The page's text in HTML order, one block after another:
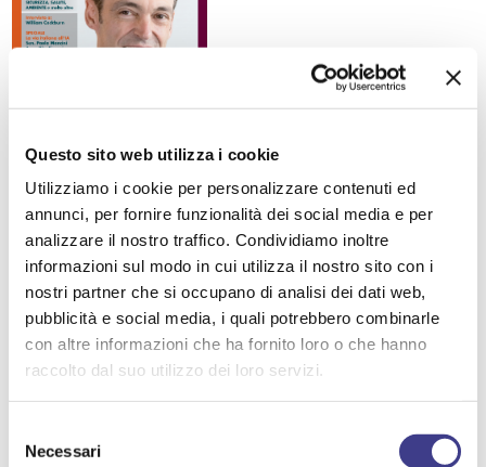
Questo sito web utilizza i cookie
Utilizziamo i cookie per personalizzare contenuti ed
annunci, per fornire funzionalità dei social media e per
analizzare il nostro traffico. Condividiamo inoltre
informazioni sul modo in cui utilizza il nostro sito con i
nostri partner che si occupano di analisi dei dati web,
pubblicità e social media, i quali potrebbero combinarle
con altre informazioni che ha fornito loro o che hanno
raccolto dal suo utilizzo dei loro servizi.
delNecessari
AIASMAG N. 38
DIRETTIVA MACCHINE
SOSTENIBILITA' ECONOMICA, SOCIALE, AMBIENTALE,
CULTURALE
PRIVACY / DATA PROTECTION / CYBERSECURITY